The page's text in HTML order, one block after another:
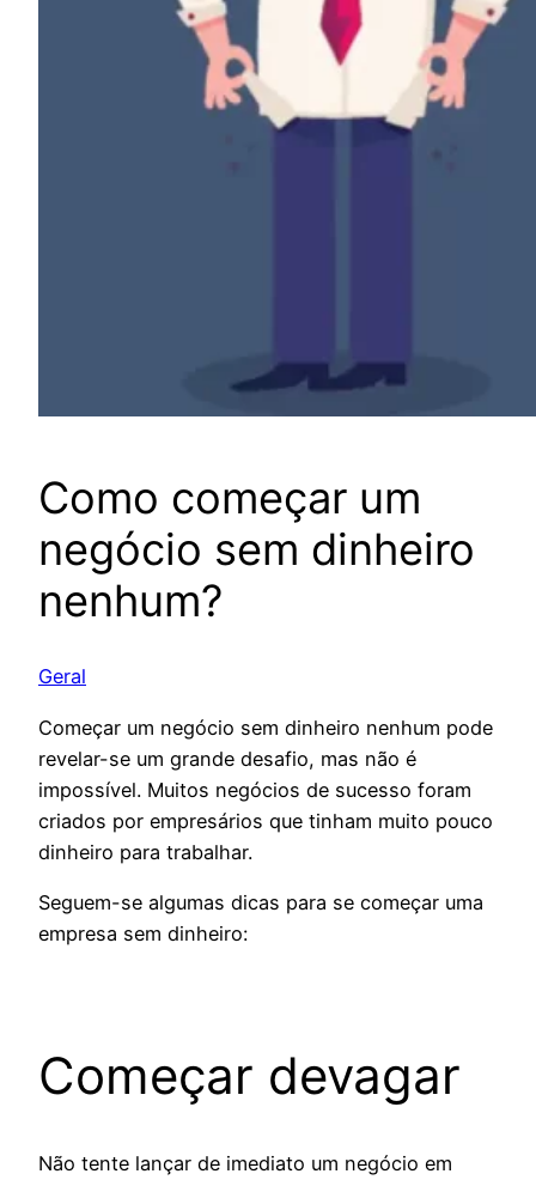
Como começar um
negócio sem dinheiro
nenhum?
Geral
Começar um negócio sem dinheiro nenhum pode
revelar-se um grande desafio, mas não é
impossível. Muitos negócios de sucesso foram
criados por empresários que tinham muito pouco
dinheiro para trabalhar.
Seguem-se algumas dicas para se começar uma
empresa sem dinheiro:
Começar devagar
Não tente lançar de imediato um negócio em